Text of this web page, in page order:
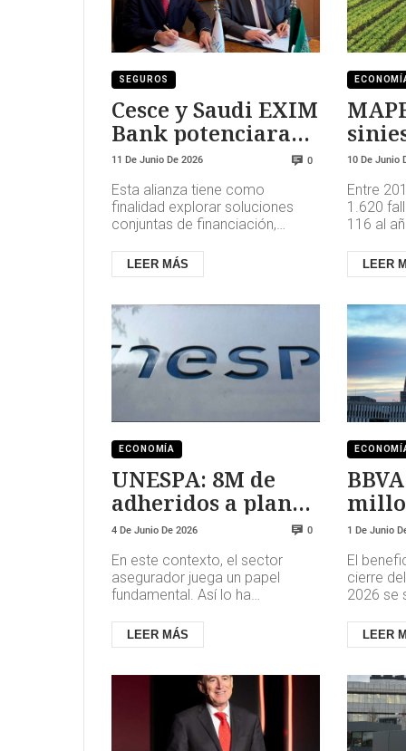
SEGUROS
Cesce y Saudi EXIM
Bank potenciaran
las exportaciones
11 De Junio De 2026 0
Esta alianza tiene como
finalidad explorar soluciones
conjuntas de financiación,
para respaldar proyectos de
empre...
LEER MÁS
10 De Junio
Entre
1.620
116 al
LEER
ECONOMÍA
UNESPA: 8M de
adheridos a planes
de pensiones mas
4 De Junio De 2026 0
En este contexto, el sector
asegurador juega un papel
fundamental. Así lo ha
de Unespa, durante la apertura
IV Fo...
LEER MÁS
1 De Junio
El
cierre
2026 se
BBVA
LEER